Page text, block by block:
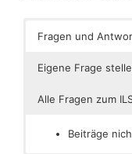
Fragen und
Eigene Frage
Alle Fragen zum
Beiträge